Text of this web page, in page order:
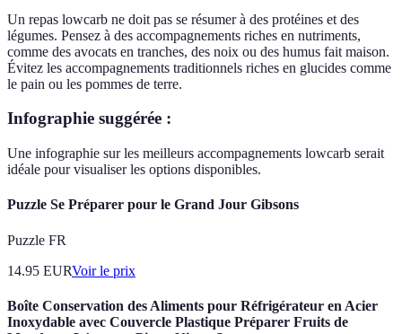
Un repas lowcarb ne doit pas se résumer à des protéines et des
légumes. Pensez à des accompagnements riches en nutriments,
comme des avocats en tranches, des noix ou des humus fait maison.
Évitez les accompagnements traditionnels riches en glucides comme
le pain ou les pommes de terre.
Infographie suggérée :
Une infographie sur les meilleurs accompagnements lowcarb serait
idéale pour visualiser les options disponibles.
Puzzle Se Préparer pour le Grand Jour Gibsons
Puzzle FR
14.95 EURVoir le prix
Boîte Conservation des Aliments pour Réfrigérateur en Acier
Inoxydable avec Couvercle Plastique Préparer Fruits de